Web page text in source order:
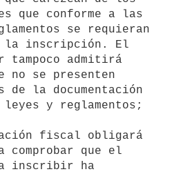
que conforme a las
la inscripción. El
no se presenten
y reglamentos;
fiscal obligará
comprobar que el